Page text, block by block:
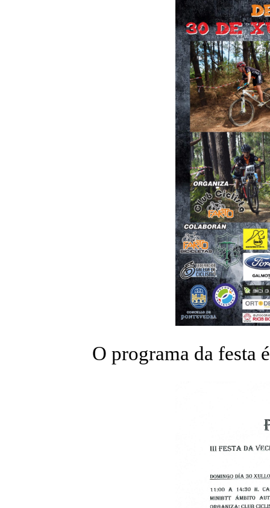
O programa da festa